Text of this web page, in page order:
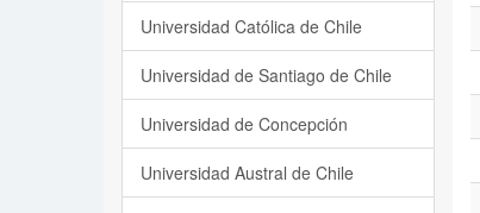
Universidad Católica de Chile
Universidad de Santiago de Chile
Universidad de Concepción
Universidad Austral de Chile